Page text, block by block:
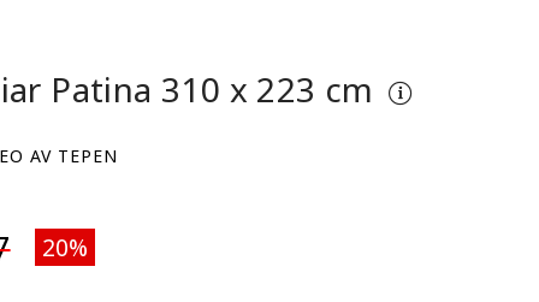
Patina 310 x 223 cm
AV TEPEN
20%